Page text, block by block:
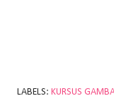
LABELS: KURSUS